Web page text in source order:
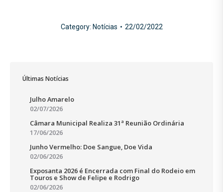
Category: Notícias 22/02/2022
Últimas Notícias
Julho Amarelo
02/07/2026
Câmara Municipal Realiza 31ª Reunião Ordinária
17/06/2026
Junho Vermelho: Doe Sangue, Doe Vida
02/06/2026
Exposanta 2026 é Encerrada com Final do Rodeio em
Touros e Show de Felipe e Rodrigo
02/06/2026